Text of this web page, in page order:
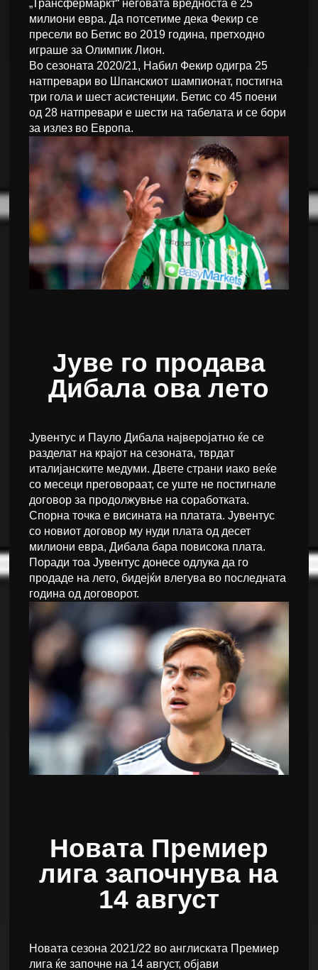
„Трансфермаркт“ неговата вредноста е 25
милиони евра. Да потсетиме дека Фекир се
пресели во Бетис во 2019 година, претходно
играше за Олимпик Лион.
Во сезоната 2020/21, Набил Фекир одигра 25
натпревари во Шпанскиот шампионат, постигна
три гола и шест асистенции. Бетис со 45 поени
од 28 натпревари е шести на табелата и се бори
за излез во Европа.
Јуве го продава
Дибала ова лето
Јувентус и Пауло Дибала најверојатно ќе се
разделат на крајот на сезоната, тврдат
италијанските медуми. Двете страни иако веќе
со месеци преговораат, се уште не постигнале
договор за продолжувње на соработката.
Спорна точка е висината на платата. Јувентус
со новиот договор му нуди плата од десет
милиони евра, Дибала бара повисока плата.
Поради тоа Јувентус донесе одлука да го
продаде на лето, бидејќи влегува во последната
година од договорот.
Новата Премиер
лига започнува на
14 август
Новата сезона 2021/22 во англиската Премиер
лига ќе започне на 14 август, објави